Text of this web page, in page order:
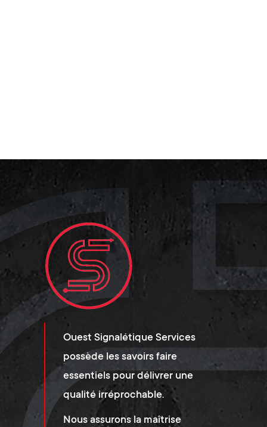
Ouest Signalétique Services
possède les savoirs faire
essentiels pour délivrer une
qualité irréprochable.
Nous assurons la maîtrise